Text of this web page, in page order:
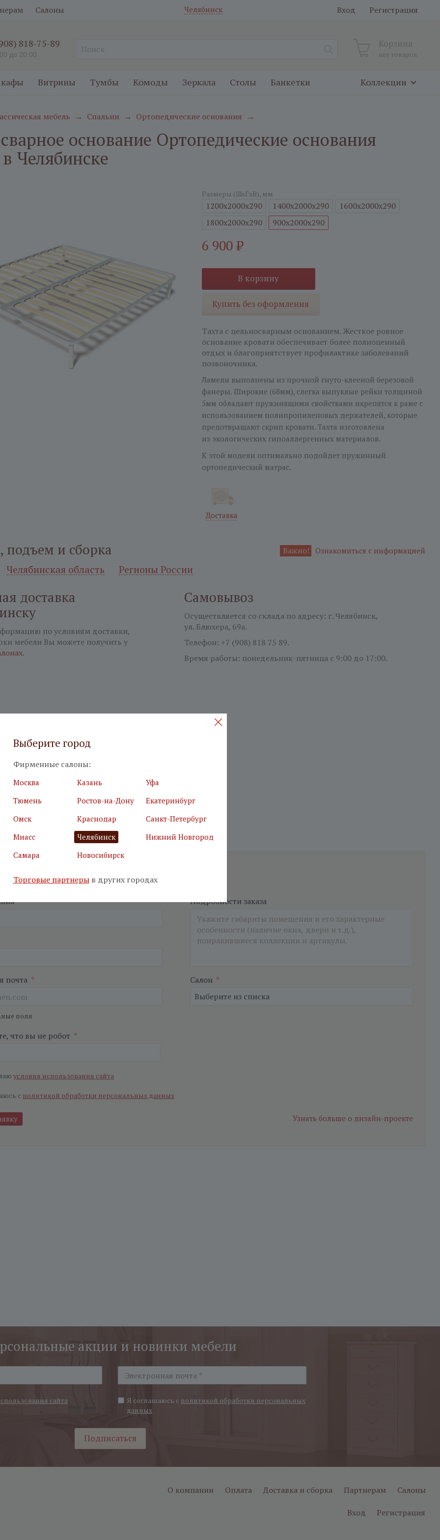
Салоны Челябинск Вход Регистрация
818-75-89
до 20:00
Корзина
нет товаров
Витрины Тумбы Комоды Зеркала Столы Банкетки Коллекции
мебель → Спальни → Ортопедические основания →
оcнование Ортопедические основания
Челябинске
Размеры (ШxГxВ), мм
1200x2000x290 1400x2000x290
1600x2000x290
1800x2000x290
900x2000x290
6 900₽
В корзину
Купить без оформления
Тахта с цельносварным основанием. Жесткое ровное
основание кровати обеспечивает более полноценный
отдых и благоприятствует профилактике заболеваний
позвоночника.
Ламели выполнены из прочной гнуто-клееной березовой
фанеры. Широкие (68мм), слегка выпуклые рейки толщиной
5мм обладают пружинящими свойствами икрепятся к раме с
использованием полипропиленовых держателей, которые
предотвращают скрип кровати. Тахта изготовлена
из экологических гипоаллергенных материалов.
К этой модели оптимально подойдет пружинный
ортопедический матрас.
Доставка
подъем и сборка Важно! Ознакомиться с информацией
Челябинская область Регионы России
доставка
по условиям доставки,
мебели Вы можете получить у
.
Самовывоз
Осуществляется со склада по адресу: г. Челябинск,
ул. Блюхера, 69а.
Телефон: +7 (908) 818 75 89.
Время работы: понедельник-пятница с 9:00 до 17:00.
бесплатный дизайн-проект
*
почта *
Подробности заказа
Салон *
поля
что вы не робот *
условия использования сайта
с политикой обработки персональных данных
Узнать больше о дизайн-проекте
акции и новинки мебели
сайта Я соглашаюсь с политикой обработки персональных
данных
Подписаться
О компании Оплата Доставка и сборка Партнерам Салоны
Вход Регистрация
Выберите город
Фирменные салоны:
Москва Казань
Уфа
Тюмень
Ростов-на-Дону
Екатеринбург
Омск
Краснодар
Санкт-Петербург
Миасс
Челябинск
Нижний Новгород
Самара
Новосибирск
Торговые партнерыв других городах